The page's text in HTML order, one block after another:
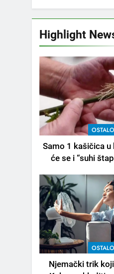
Highlight
OSTALO
Samo 1 kašičica u
će se i “suhi
baštovani
OSTALO
Njemački trik